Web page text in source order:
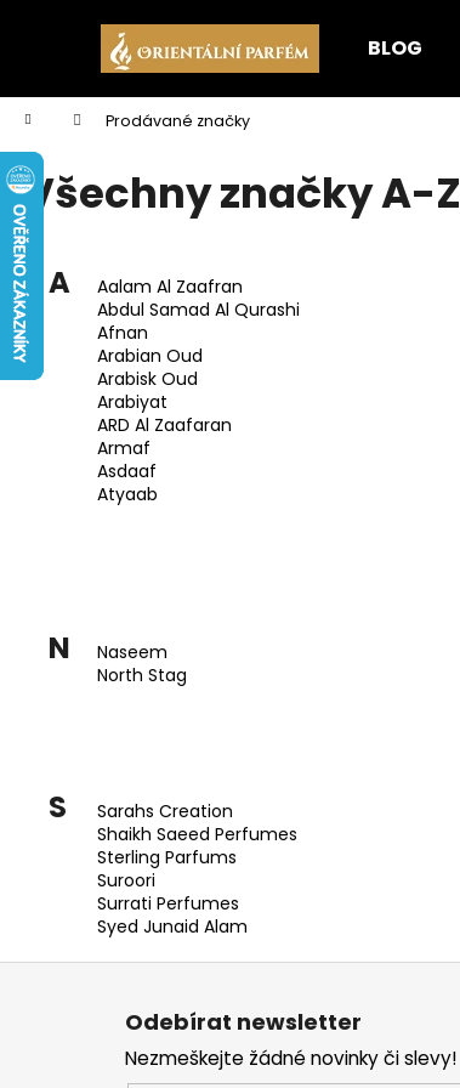
BLOG
Domů Prodávané značky
Všechny značky A-Z
A
Aalam Al Zaafran
Abdul Samad Al Qurashi
Afnan
Arabian Oud
Arabisk Oud
Arabiyat
ARD Al Zaafaran
Armaf
Asdaaf
Atyaab
N
Naseem
North Stag
S
Sarahs Creation
Shaikh Saeed Perfumes
Sterling Parfums
Suroori
Surrati Perfumes
Syed Junaid Alam
í
Zpět
do
obchodu
Zpět
do
obchodu
Odebírat newsletter
Nezmeškejte žádné novinky či slevy!